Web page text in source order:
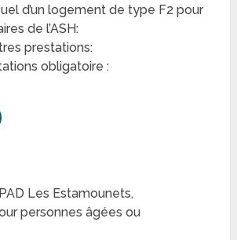
d’un logement de type F2 pour
de l’ASH:
prestations:
obligatoire :
Les Estamounets,
personnes âgées ou